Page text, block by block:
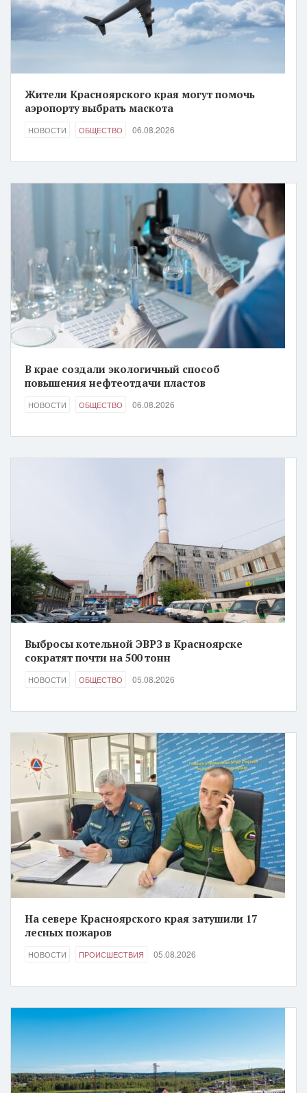
Жители Красноярского края могут помочь
аэропорту выбрать маскота
НОВОСТИ ОБЩЕСТВО 06.08.2026
В крае создали экологичный способ
повышения нефтеотдачи пластов
НОВОСТИ ОБЩЕСТВО 06.08.2026
Выбросы котельной ЭВРЗ в Красноярске
сократят почти на 500 тонн
НОВОСТИ ОБЩЕСТВО 05.08.2026
На севере Красноярского края затушили 17
лесных пожаров
НОВОСТИ ПРОИСШЕСТВИЯ 05.08.2026